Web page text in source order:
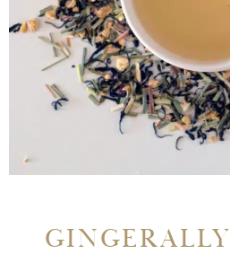
GINGERALLY